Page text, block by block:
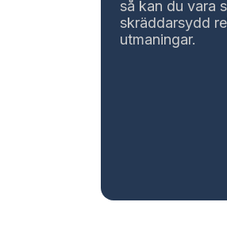
så kan du vara
skräddarsydd
utmaningar.